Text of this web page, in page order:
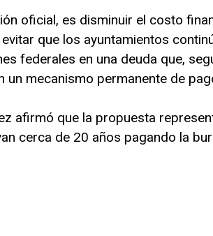
oficial, es disminuir el costo
que los ayuntamientos
federales en una deuda que,
un mecanismo permanente de
afirmó que la propuesta
cerca de 20 años pagando la